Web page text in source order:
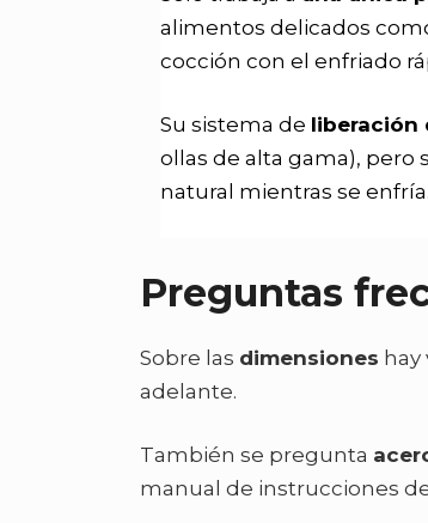
alimentos delicados
cocción con el enfriado
Su sistema de liberación
ollas de alta gama), pero
natural mientras se enfría.
Preguntas
Sobre las dimensiones
adelante.
También se pregunta
manual de instrucciones